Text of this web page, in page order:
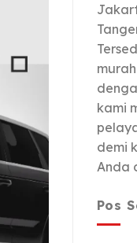
kami
demi
Anda
Pos